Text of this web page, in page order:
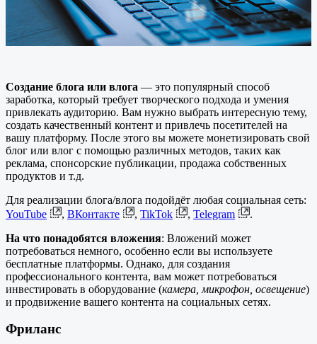
Создание блога или влога — это популярный способ
заработка, который требует творческого подхода и умения
привлекать аудиторию. Вам нужно выбрать интересную тему,
создать качественный контент и привлечь посетителей на
вашу платформу. После этого вы можете монетизировать свой
блог или влог с помощью различных методов, таких как
реклама, спонсорские публикации, продажа собственных
продуктов и т.д.
Для реализации блога/влога подойдёт любая социальная сеть:
YouTube
, ВКонтакте , TikTok , Telegram
.
На что понадобятся вложения: Вложений может
потребоваться немного, особенно если вы используете
бесплатные платформы. Однако, для создания
профессионального контента, вам может потребоваться
инвестировать в оборудование (камера, микрофон, освещение)
и продвижение вашего контента на социальных сетях.
Фриланс